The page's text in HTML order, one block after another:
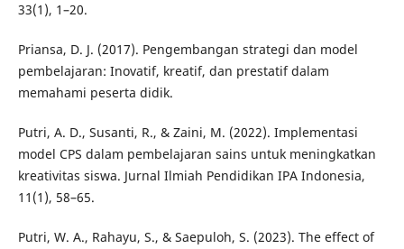
33(1), 1–20.
Priansa, D. J. (2017). Pengembangan strategi dan model
pembelajaran: Inovatif, kreatif, dan prestatif dalam
memahami peserta didik.
Putri, A. D., Susanti, R., & Zaini, M. (2022). Implementasi
model CPS dalam pembelajaran sains untuk meningkatkan
kreativitas siswa. Jurnal Ilmiah Pendidikan IPA Indonesia,
11(1), 58–65.
Putri, W. A., Rahayu, S., & Saepuloh, S. (2023). The effect of